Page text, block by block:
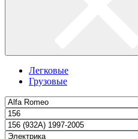
Легковые
Грузовые